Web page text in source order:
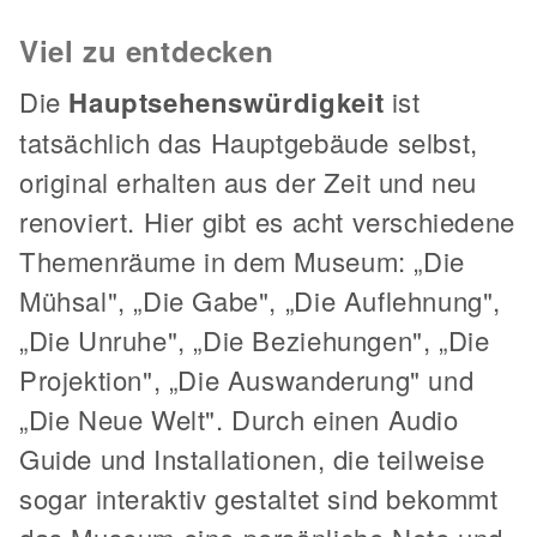
Viel zu entdecken
Die Hauptsehenswürdigkeit ist
tatsächlich das Hauptgebäude selbst,
original erhalten aus der Zeit und neu
renoviert. Hier gibt es acht verschiedene
Themenräume in dem Museum: „Die
Mühsal", „Die Gabe", „Die Auflehnung",
„Die Unruhe", „Die Beziehungen", „Die
Projektion", „Die Auswanderung" und
„Die Neue Welt". Durch einen Audio
Guide und Installationen, die teilweise
sogar interaktiv gestaltet sind bekommt